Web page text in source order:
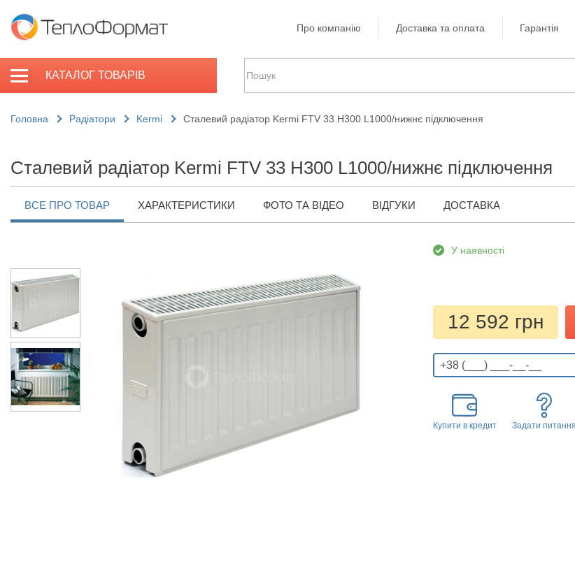
Про компанію Доставка та оплата Гарантія
КАТАЛОГ ТОВАРІВ
Головна Радіатори Kermi Сталевий радіатор Kermi FTV 33 H300 L1000/нижнє підключення
Сталевий радіатор Kermi FTV 33 H300 L1000/нижнє підключення
ВСЕ ПРО ТОВАР ХАРАКТЕРИСТИКИ ФОТО ТА ВІДЕО ВІДГУКИ ДОСТАВКА
У наявності
12 592 грн
Купити в кредит Задати питання